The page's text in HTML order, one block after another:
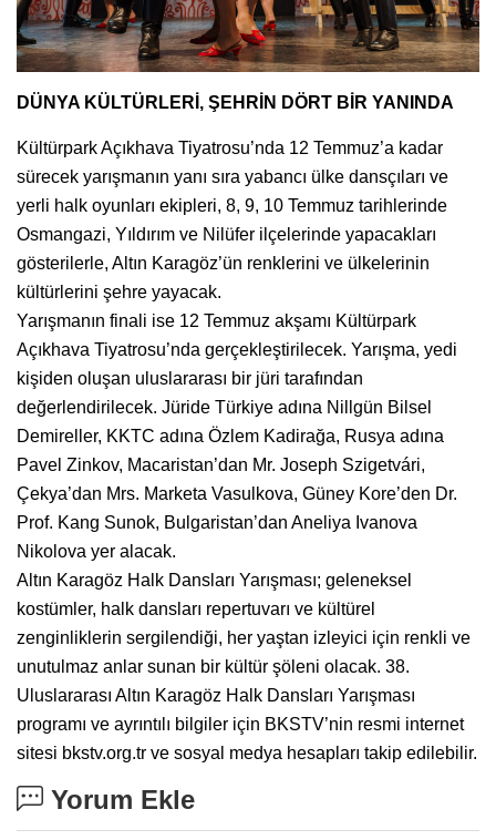
DÜNYA KÜLTÜRLERİ, ŞEHRİN DÖRT BİR YANINDA
Kültürpark Açıkhava Tiyatrosu’nda 12 Temmuz’a kadar
sürecek yarışmanın yanı sıra yabancı ülke dansçıları ve
yerli halk oyunları ekipleri, 8, 9, 10 Temmuz tarihlerinde
Osmangazi, Yıldırım ve Nilüfer ilçelerinde yapacakları
gösterilerle, Altın Karagöz’ün renklerini ve ülkelerinin
kültürlerini şehre yayacak.
Yarışmanın finali ise 12 Temmuz akşamı Kültürpark
Açıkhava Tiyatrosu’nda gerçekleştirilecek. Yarışma, yedi
kişiden oluşan uluslararası bir jüri tarafından
değerlendirilecek. Jüride Türkiye adına Nillgün Bilsel
Demireller, KKTC adına Özlem Kadirağa, Rusya adına
Pavel Zinkov, Macaristan’dan Mr. Joseph Szigetvári,
Çekya’dan Mrs. Marketa Vasulkova, Güney Kore’den Dr.
Prof. Kang Sunok, Bulgaristan’dan Aneliya Ivanova
Nikolova yer alacak.
Altın Karagöz Halk Dansları Yarışması; geleneksel
kostümler, halk dansları repertuvarı ve kültürel
zenginliklerin sergilendiği, her yaştan izleyici için renkli ve
unutulmaz anlar sunan bir kültür şöleni olacak. 38.
Uluslararası Altın Karagöz Halk Dansları Yarışması
programı ve ayrıntılı bilgiler için BKSTV’nin resmi internet
sitesi bkstv.org.tr ve sosyal medya hesapları takip edilebilir.
Yorum Ekle